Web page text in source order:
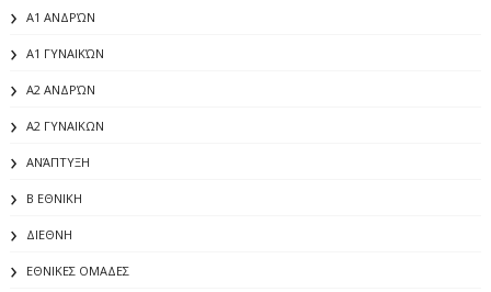
Α1 ΑΝΔΡΏΝ
Α1 ΓΥΝΑΙΚΏΝ
Α2 ΑΝΔΡΏΝ
Α2 ΓΥΝΑΙΚΩΝ
ΑΝΆΠΤΥΞΗ
Β ΕΘΝΙΚΗ
ΔΙΕΘΝΗ
ΕΘΝΙΚΕΣ ΟΜΑΔΕΣ